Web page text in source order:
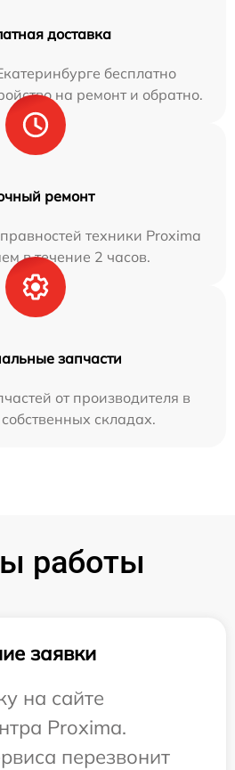
доставка
бесплатно
на ремонт и обратно.
ремонт
техники Proxima
в течение 2 часов.
запчасти
от производителя в
складах.
работы
заявки
на сайте
Proxima.
перезвонит